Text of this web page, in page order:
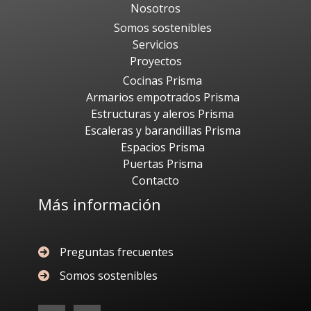
Nosotros
Somos sostenibles
Servicios
Proyectos
Cocinas Prisma
Armarios empotrados Prisma
Estructuras y aleros Prisma
Escaleras y barandillas Prisma
Espacios Prisma
Puertas Prisma
Contacto
Más información
Preguntas frecuentes
Somos sostenibles